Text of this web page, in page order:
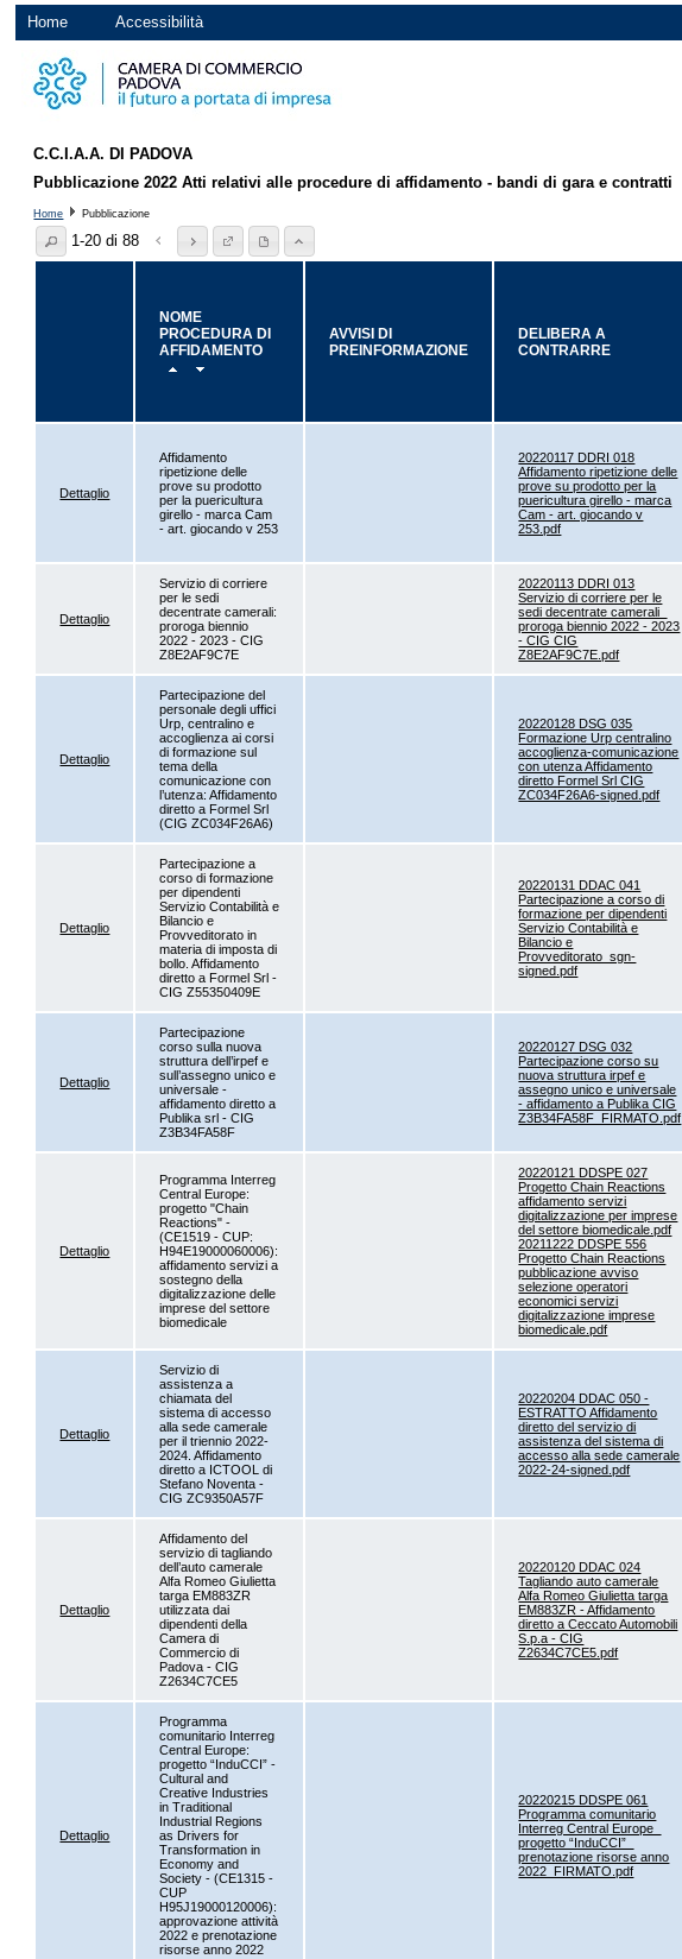
Home Accessibilità
C.C.I.A.A. DI PADOVA
Pubblicazione 2022 Atti relativi alle procedure di affidamento - bandi di gara e contratti
Home Pubblicazione
1-20 di 88
NOME
PROCEDURA DI
AFFIDAMENTO
AVVISI DI
PREINFORMAZIONE
DELIBERA A
CONTRARRE
Dettaglio
Affidamento
ripetizione delle
prove su prodotto
per la puericultura
girello - marca Cam
- art. giocando v 253
20220117 DDRI 018
Affidamento ripetizione delle
prove su prodotto per la
puericultura girello - marca
Cam - art. giocando v
253.pdf
Dettaglio
Servizio di corriere
per le sedi
decentrate camerali:
proroga biennio
2022 - 2023 - CIG
Z8E2AF9C7E
20220113 DDRI 013
Servizio di corriere per le
sedi decentrate camerali_
proroga biennio 2022 - 2023
- CIG CIG
Z8E2AF9C7E.pdf
Dettaglio
Partecipazione del
personale degli uffici
Urp, centralino e
accoglienza ai corsi
di formazione sul
tema della
comunicazione con
l’utenza: Affidamento
diretto a Formel Srl
(CIG ZC034F26A6)
20220128 DSG 035
Formazione Urp centralino
accoglienza-comunicazione
con utenza Affidamento
diretto Formel Srl CIG
ZC034F26A6-signed.pdf
Dettaglio
Partecipazione a
corso di formazione
per dipendenti
Servizio Contabilità e
Bilancio e
Provveditorato in
materia di imposta di
bollo. Affidamento
diretto a Formel Srl -
CIG Z55350409E
20220131 DDAC 041
Partecipazione a corso di
formazione per dipendenti
Servizio Contabilità e
Bilancio e
Provveditorato_sgn-
signed.pdf
Dettaglio
Partecipazione
corso sulla nuova
struttura dell’irpef e
sull’assegno unico e
universale -
affidamento diretto a
Publika srl - CIG
Z3B34FA58F
20220127 DSG 032
Partecipazione corso su
nuova struttura irpef e
assegno unico e universale
- affidamento a Publika CIG
Z3B34FA58F_FIRMATO.pdf
Dettaglio
Programma Interreg
Central Europe:
progetto "Chain
Reactions" -
(CE1519 - CUP:
H94E19000060006):
affidamento servizi a
sostegno della
digitalizzazione delle
imprese del settore
biomedicale
20220121 DDSPE 027
Progetto Chain Reactions
affidamento servizi
digitalizzazione per imprese
del settore biomedicale.pdf
20211222 DDSPE 556
Progetto Chain Reactions
pubblicazione avviso
selezione operatori
economici servizi
digitalizzazione imprese
biomedicale.pdf
Dettaglio
Servizio di
assistenza a
chiamata del
sistema di accesso
alla sede camerale
per il triennio 2022-
2024. Affidamento
diretto a ICTOOL di
Stefano Noventa -
CIG ZC9350A57F
20220204 DDAC 050 -
ESTRATTO Affidamento
diretto del servizio di
assistenza del sistema di
accesso alla sede camerale
2022-24-signed.pdf
Dettaglio
Affidamento del
servizio di tagliando
dell’auto camerale
Alfa Romeo Giulietta
targa EM883ZR
utilizzata dai
dipendenti della
Camera di
Commercio di
Padova - CIG
Z2634C7CE5
20220120 DDAC 024
Tagliando auto camerale
Alfa Romeo Giulietta targa
EM883ZR - Affidamento
diretto a Ceccato Automobili
S.p.a - CIG
Z2634C7CE5.pdf
Dettaglio
Programma
comunitario Interreg
Central Europe:
progetto “InduCCI” -
Cultural and
Creative Industries
in Traditional
Industrial Regions
as Drivers for
Transformation in
Economy and
Society - (CE1315 -
CUP
H95J19000120006):
approvazione attività
2022 e prenotazione
risorse anno 2022
20220215 DDSPE 061
Programma comunitario
Interreg Central Europe_
progetto “InduCCI”_
prenotazione risorse anno
2022_FIRMATO.pdf